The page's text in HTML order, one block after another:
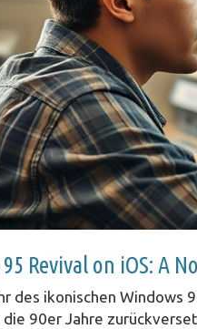
Revival on iOS: A
des ikonischen Windows
90er Jahre